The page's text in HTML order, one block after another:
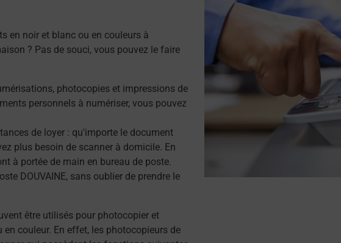
en noir et blanc ou en couleurs à
? Pas de souci, vous pouvez le faire
photocopies et impressions de
personnels à numériser, vous pouvez
de loyer : qu'importe le document
plus besoin de scanner à domicile. En
à portée de main en bureau de poste.
DOUVAINE, sans oublier de prendre le
être utilisés pour photocopier et
couleur. En effet, les photocopieurs de